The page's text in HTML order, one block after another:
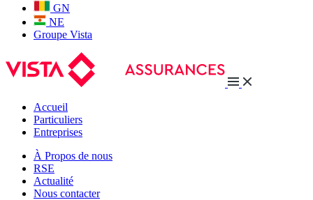
GN
NE
Groupe Vista
Accueil
Particuliers
Entreprises
À Propos de nous
RSE
Actualité
Nous contacter